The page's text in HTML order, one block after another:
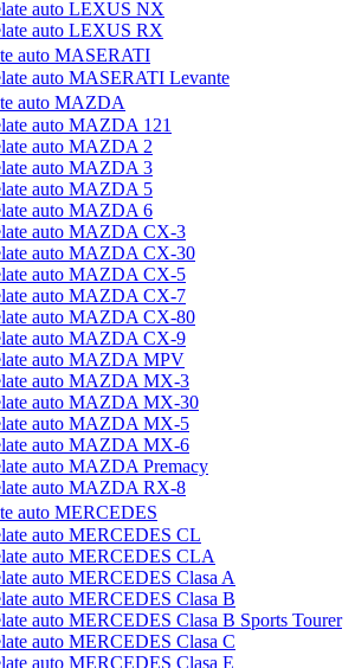
auto LEXUS NX
auto LEXUS RX
auto MASERATI
auto MASERATI Levante
auto MAZDA
auto MAZDA 121
auto MAZDA 2
auto MAZDA 3
auto MAZDA 5
auto MAZDA 6
auto MAZDA CX-3
auto MAZDA CX-30
auto MAZDA CX-5
auto MAZDA CX-7
auto MAZDA CX-80
auto MAZDA CX-9
auto MAZDA MPV
auto MAZDA MX-3
auto MAZDA MX-30
auto MAZDA MX-5
auto MAZDA MX-6
auto MAZDA Premacy
auto MAZDA RX-8
auto MERCEDES
auto MERCEDES CL
auto MERCEDES CLA
auto MERCEDES Clasa A
auto MERCEDES Clasa B
auto MERCEDES Clasa B Sports Tourer
auto MERCEDES Clasa C
auto MERCEDES Clasa E